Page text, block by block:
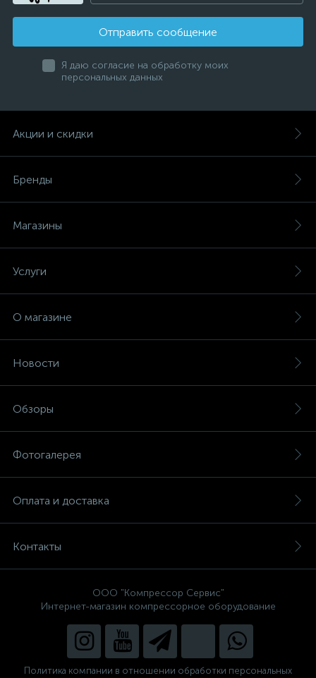
Отправить сообщение
Я даю согласие на обработку моих
персональных данных
Акции и скидки
Бренды
Магазины
Услуги
О магазине
Новости
Обзоры
Фотогалерея
Оплата и доставка
Контакты
ООО "Компрессор Сервис"
Интернет-магазин компрессорное оборудование
Политика компании в отношении обработки персональных